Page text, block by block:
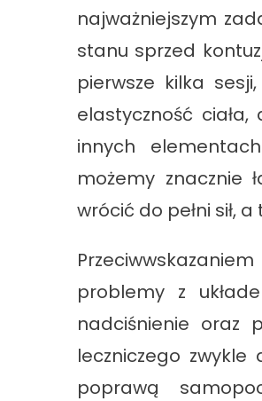
najważniejszym
stanu sprzed
pierwsze kilka
elastyczność
innych
możemy znacznie
wrócić do pełni sił,
problemy z
nadciśnienie oraz
leczniczego
poprawą